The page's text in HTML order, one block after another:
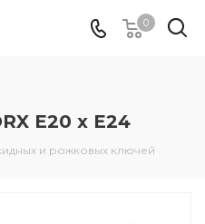
0
Е20 х Е24
и рожковых ключей